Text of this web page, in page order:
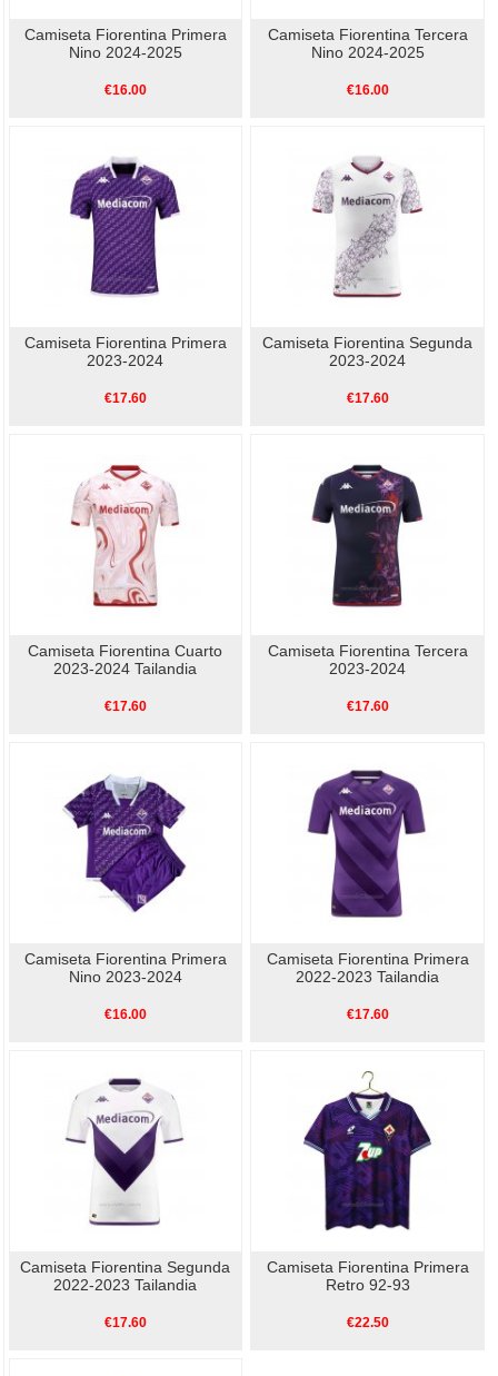
Camiseta Fiorentina Primera
Nino 2024-2025
€16.00
Camiseta Fiorentina Tercera
Nino 2024-2025
€16.00
Camiseta Fiorentina Primera
2023-2024
€17.60
Camiseta Fiorentina Segunda
2023-2024
€17.60
Camiseta Fiorentina Cuarto
2023-2024 Tailandia
€17.60
Camiseta Fiorentina Tercera
2023-2024
€17.60
Camiseta Fiorentina Primera
Nino 2023-2024
€16.00
Camiseta Fiorentina Primera
2022-2023 Tailandia
€17.60
Camiseta Fiorentina Segunda
2022-2023 Tailandia
€17.60
Camiseta Fiorentina Primera
Retro 92-93
€22.50